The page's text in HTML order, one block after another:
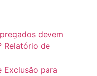
devem
Relatório de
Exclusão para